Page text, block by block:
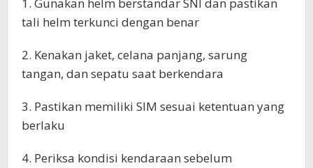
1. Gunakan helm berstandar SNI dan pastikan
tali helm terkunci dengan benar
2. Kenakan jaket, celana panjang, sarung
tangan, dan sepatu saat berkendara
3. Pastikan memiliki SIM sesuai ketentuan yang
berlaku
4. Periksa kondisi kendaraan sebelum